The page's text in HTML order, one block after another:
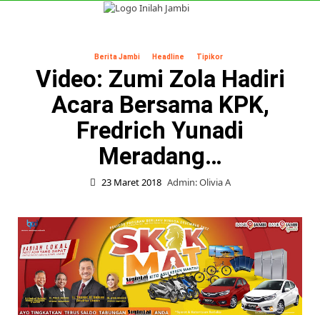
Berita Jambi Headline Tipikor
Video: Zumi Zola Hadiri
Acara Bersama KPK,
Fredrich Yunadi
Meradang…
23 Maret 2018 Admin: Olivia A